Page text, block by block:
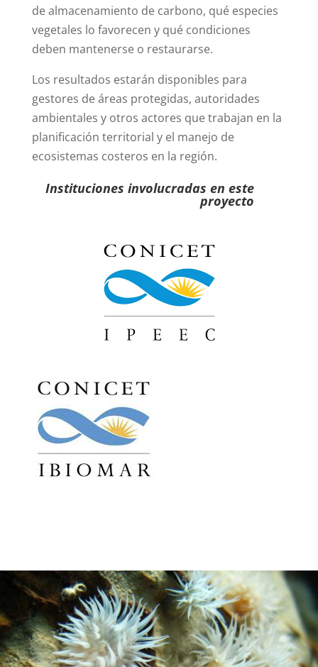
de almacenamiento de carbono, qué especies
vegetales lo favorecen y qué condiciones
deben mantenerse o restaurarse.
Los resultados estarán disponibles para
gestores de áreas protegidas, autoridades
ambientales y otros actores que trabajan en la
planificación territorial y el manejo de
ecosistemas costeros en la región.
Instituciones involucradas en este
proyecto